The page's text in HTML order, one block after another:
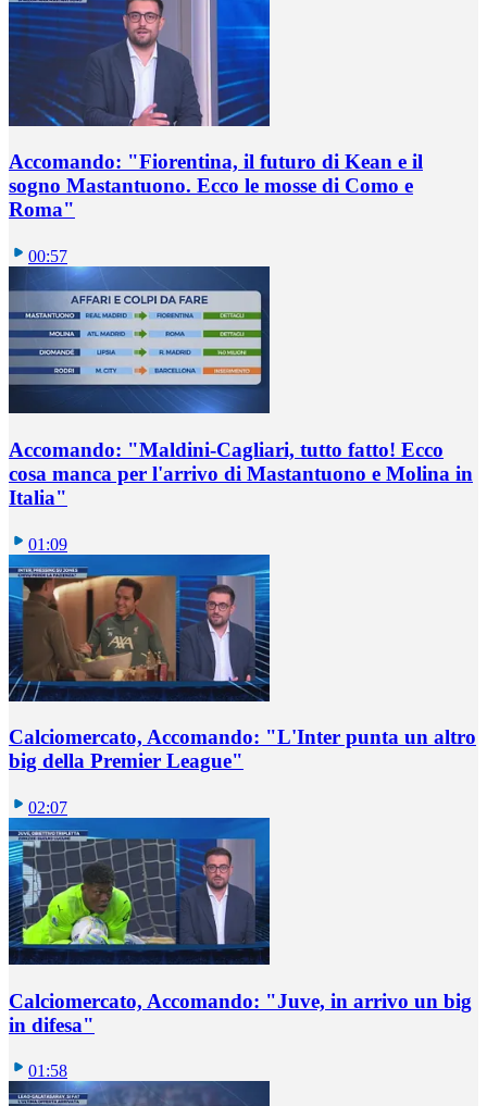
Accomando: "Fiorentina, il futuro di Kean e il
sogno Mastantuono. Ecco le mosse di Como e
Roma"
00:57
Accomando: "Maldini-Cagliari, tutto fatto! Ecco
cosa manca per l'arrivo di Mastantuono e Molina in
Italia"
01:09
Calciomercato, Accomando: "L'Inter punta un altro
big della Premier League"
02:07
Calciomercato, Accomando: "Juve, in arrivo un big
in difesa"
01:58